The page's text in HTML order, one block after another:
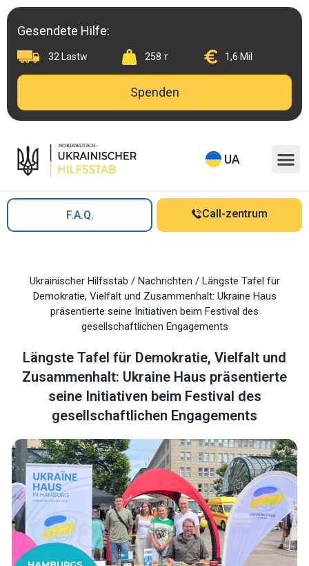
Skip
to
contentGesendete Hilfe:
32 Lastw 258 т 1,6 Mil
Spenden
UA
F.A.Q. Call-zentrum
Ukrainischer Hilfsstab / Nachrichten / Längste Tafel für
Demokratie, Vielfalt und Zusammenhalt: Ukraine Haus
präsentierte seine Initiativen beim Festival des
gesellschaftlichen Engagements
Längste Tafel für Demokratie, Vielfalt und
Zusammenhalt: Ukraine Haus präsentierte
seine Initiativen beim Festival des
gesellschaftlichen Engagements
Necessary
These
cookies are
not optional.
They are
needed for
the website
to function.
Statistics
In order for
us to
improve the